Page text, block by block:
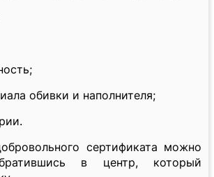
обивки и наполнителя;
сертификата можно
в центр, который